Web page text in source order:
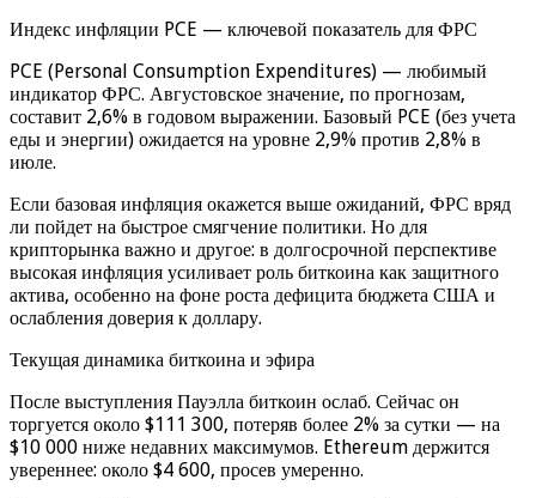
Индекс инфляции PCE — ключевой показатель для ФРС
PCE (Personal Consumption Expenditures) — любимый
индикатор ФРС. Августовское значение, по прогнозам,
составит 2,6% в годовом выражении. Базовый PCE (без учета
еды и энергии) ожидается на уровне 2,9% против 2,8% в
июле.
Если базовая инфляция окажется выше ожиданий, ФРС вряд
ли пойдет на быстрое смягчение политики. Но для
крипторынка важно и другое: в долгосрочной перспективе
высокая инфляция усиливает роль биткоина как защитного
актива, особенно на фоне роста дефицита бюджета США и
ослабления доверия к доллару.
Текущая динамика биткоина и эфира
После выступления Пауэлла биткоин ослаб. Сейчас он
торгуется около $111 300, потеряв более 2% за сутки — на
$10 000 ниже недавних максимумов. Ethereum держится
увереннее: около $4 600, просев умеренно.